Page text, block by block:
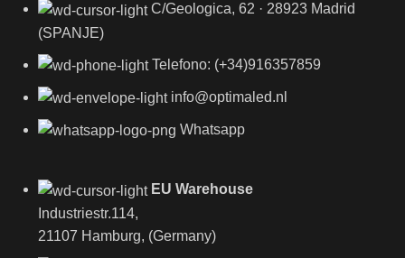
C/Geologica, 62 · 28923 Madrid
(SPANJE)
Telefono: (+34)916357859
info@optimaled.nl
Whatsapp
EU Warehouse
Industriestr.114,
21107 Hamburg, (Germany)